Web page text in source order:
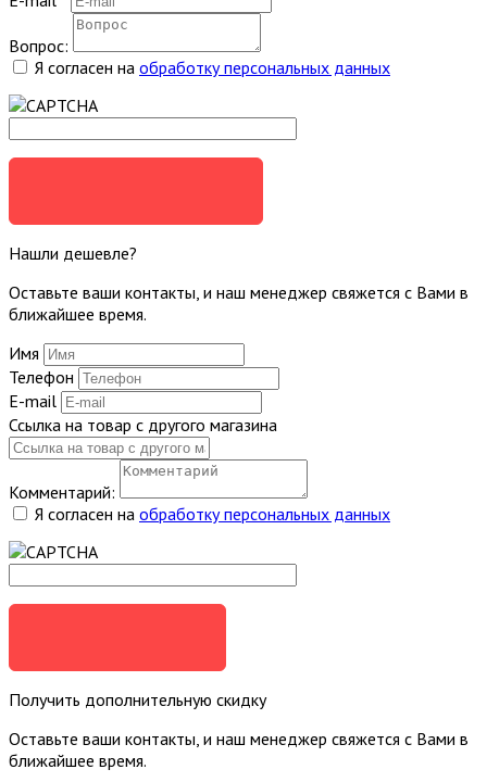
Вопрос:
Я согласен на обработку персональных данных
Нашли дешевле?
Оставьте ваши контакты, и наш менеджер свяжется с Вами в
ближайшее время.
Имя
Телефон
E-mail
Ссылка на товар с другого магазина
Комментарий:
Я согласен на обработку персональных данных
Получить дополнительную скидку
Оставьте ваши контакты, и наш менеджер свяжется с Вами в
ближайшее время.